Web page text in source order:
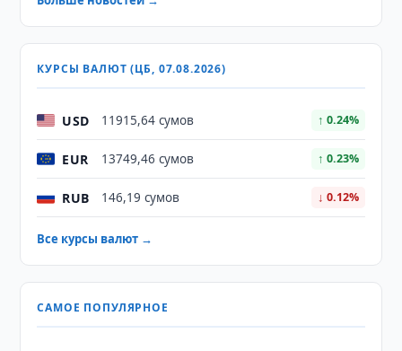
КУРСЫ ВАЛЮТ (ЦБ, 07.08.2026)
USD 11915,64 сумов ↑ 0.24%
EUR 13749,46 сумов ↑ 0.23%
RUB 146,19 сумов ↓ 0.12%
Все курсы валют →
САМОЕ ПОПУЛЯРНОЕ